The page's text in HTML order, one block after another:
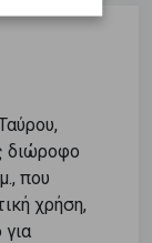
διώροφο
που
χρήση,